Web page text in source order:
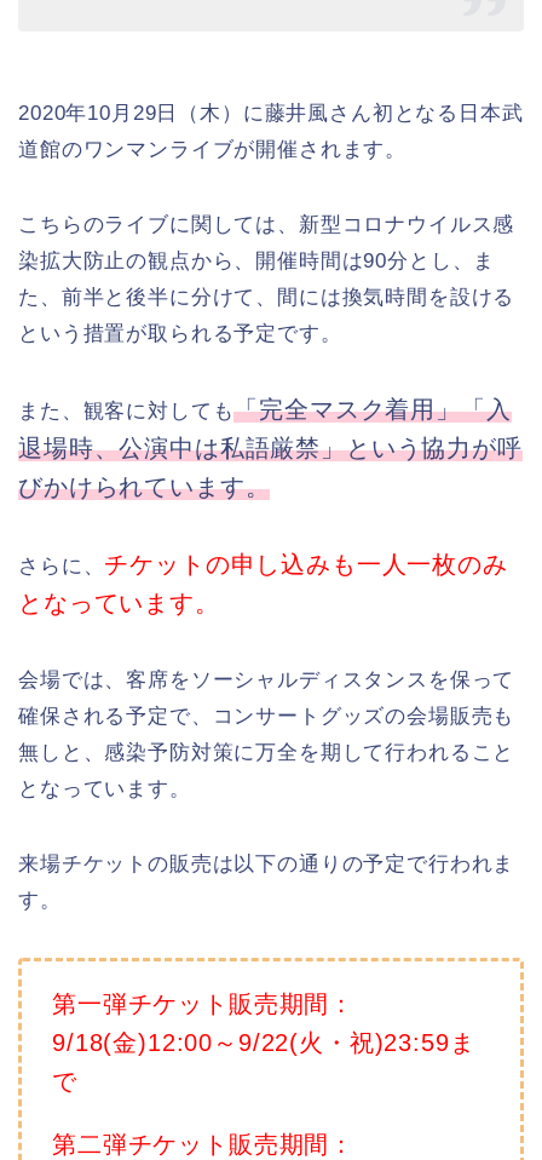
2020年10月29日（木）に藤井風さん初となる日本武
道館のワンマンライブが開催されます。
こちらのライブに関しては、新型コロナウイルス感
染拡大防止の観点から、開催時間は90分とし、ま
た、前半と後半に分けて、間には換気時間を設ける
という措置が取られる予定です。
また、観客に対しても「完全マスク着用」「入
退場時、公演中は私語厳禁」という協力が呼
びかけられています。
さらに、 チケットの申し込みも一人一枚のみ
となっています。
会場では、客席をソーシャルディスタンスを保って
確保される予定で、コンサートグッズの会場販売も
無しと、感染予防対策に万全を期して行われること
となっています。
来場チケットの販売は以下の通りの予定で行われま
す。
第一弾チケット販売期間：
9/18(金)12:00～9/22(火・祝)23:59ま
で
第二弾チケット販売期間：